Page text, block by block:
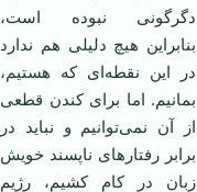
دگرگونی نبوده است،
بنابراین هیچ دلیلی هم ندارد
در این نقطه‌ای که هستیم،
بمانیم. اما برای کندن قطعی
از آن نمی‌توانیم و نباید در
برابر رفتارهای ناپسند خویش
زبان در کام کشیم، رژیم